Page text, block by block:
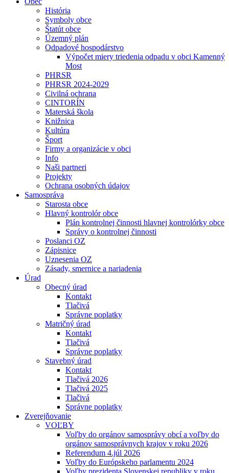
História
Symboly obce
Štatút obce
Územný plán
Odpadové hospodárstvo
Výpočet miery triedenia odpadu v obci Kamenný
Most
PHRSR
PHRSR 2024-2029
Civilná ochrana
CINTORÍN
Materská škola
Knižnica
Kultúra
Šport
Firmy a organizácie v obci
Info
Naši partneri
Projekty
Ochrana osobných údajov
Samospráva
Starosta obce
Hlavný kontrolór obce
Plán kontrolnej činnosti hlavnej kontrolórky obce
Správy o kontrolnej činnosti
Poslanci OZ
Zápisnice
Uznesenia OZ
Zásady, smernice a nariadenia
Úrad
Obecný úrad
Kontakt
Tlačivá
Správne poplatky
Matričný úrad
Kontakt
Tlačivá
Správne poplatky
Stavebný úrad
Kontakt
Tlačivá 2026
Tlačivá 2025
Tlačivá
Správne poplatky
Zverejňovanie
VOĽBY
Voľby do orgánov samosprávy obcí a voľby do
orgánov samosprávnych krajov v roku 2026
Referendum 4.júl 2026
Voľby do Európskeho parlamentu 2024
Voľby prezidenta Slovenskej republiky v roku